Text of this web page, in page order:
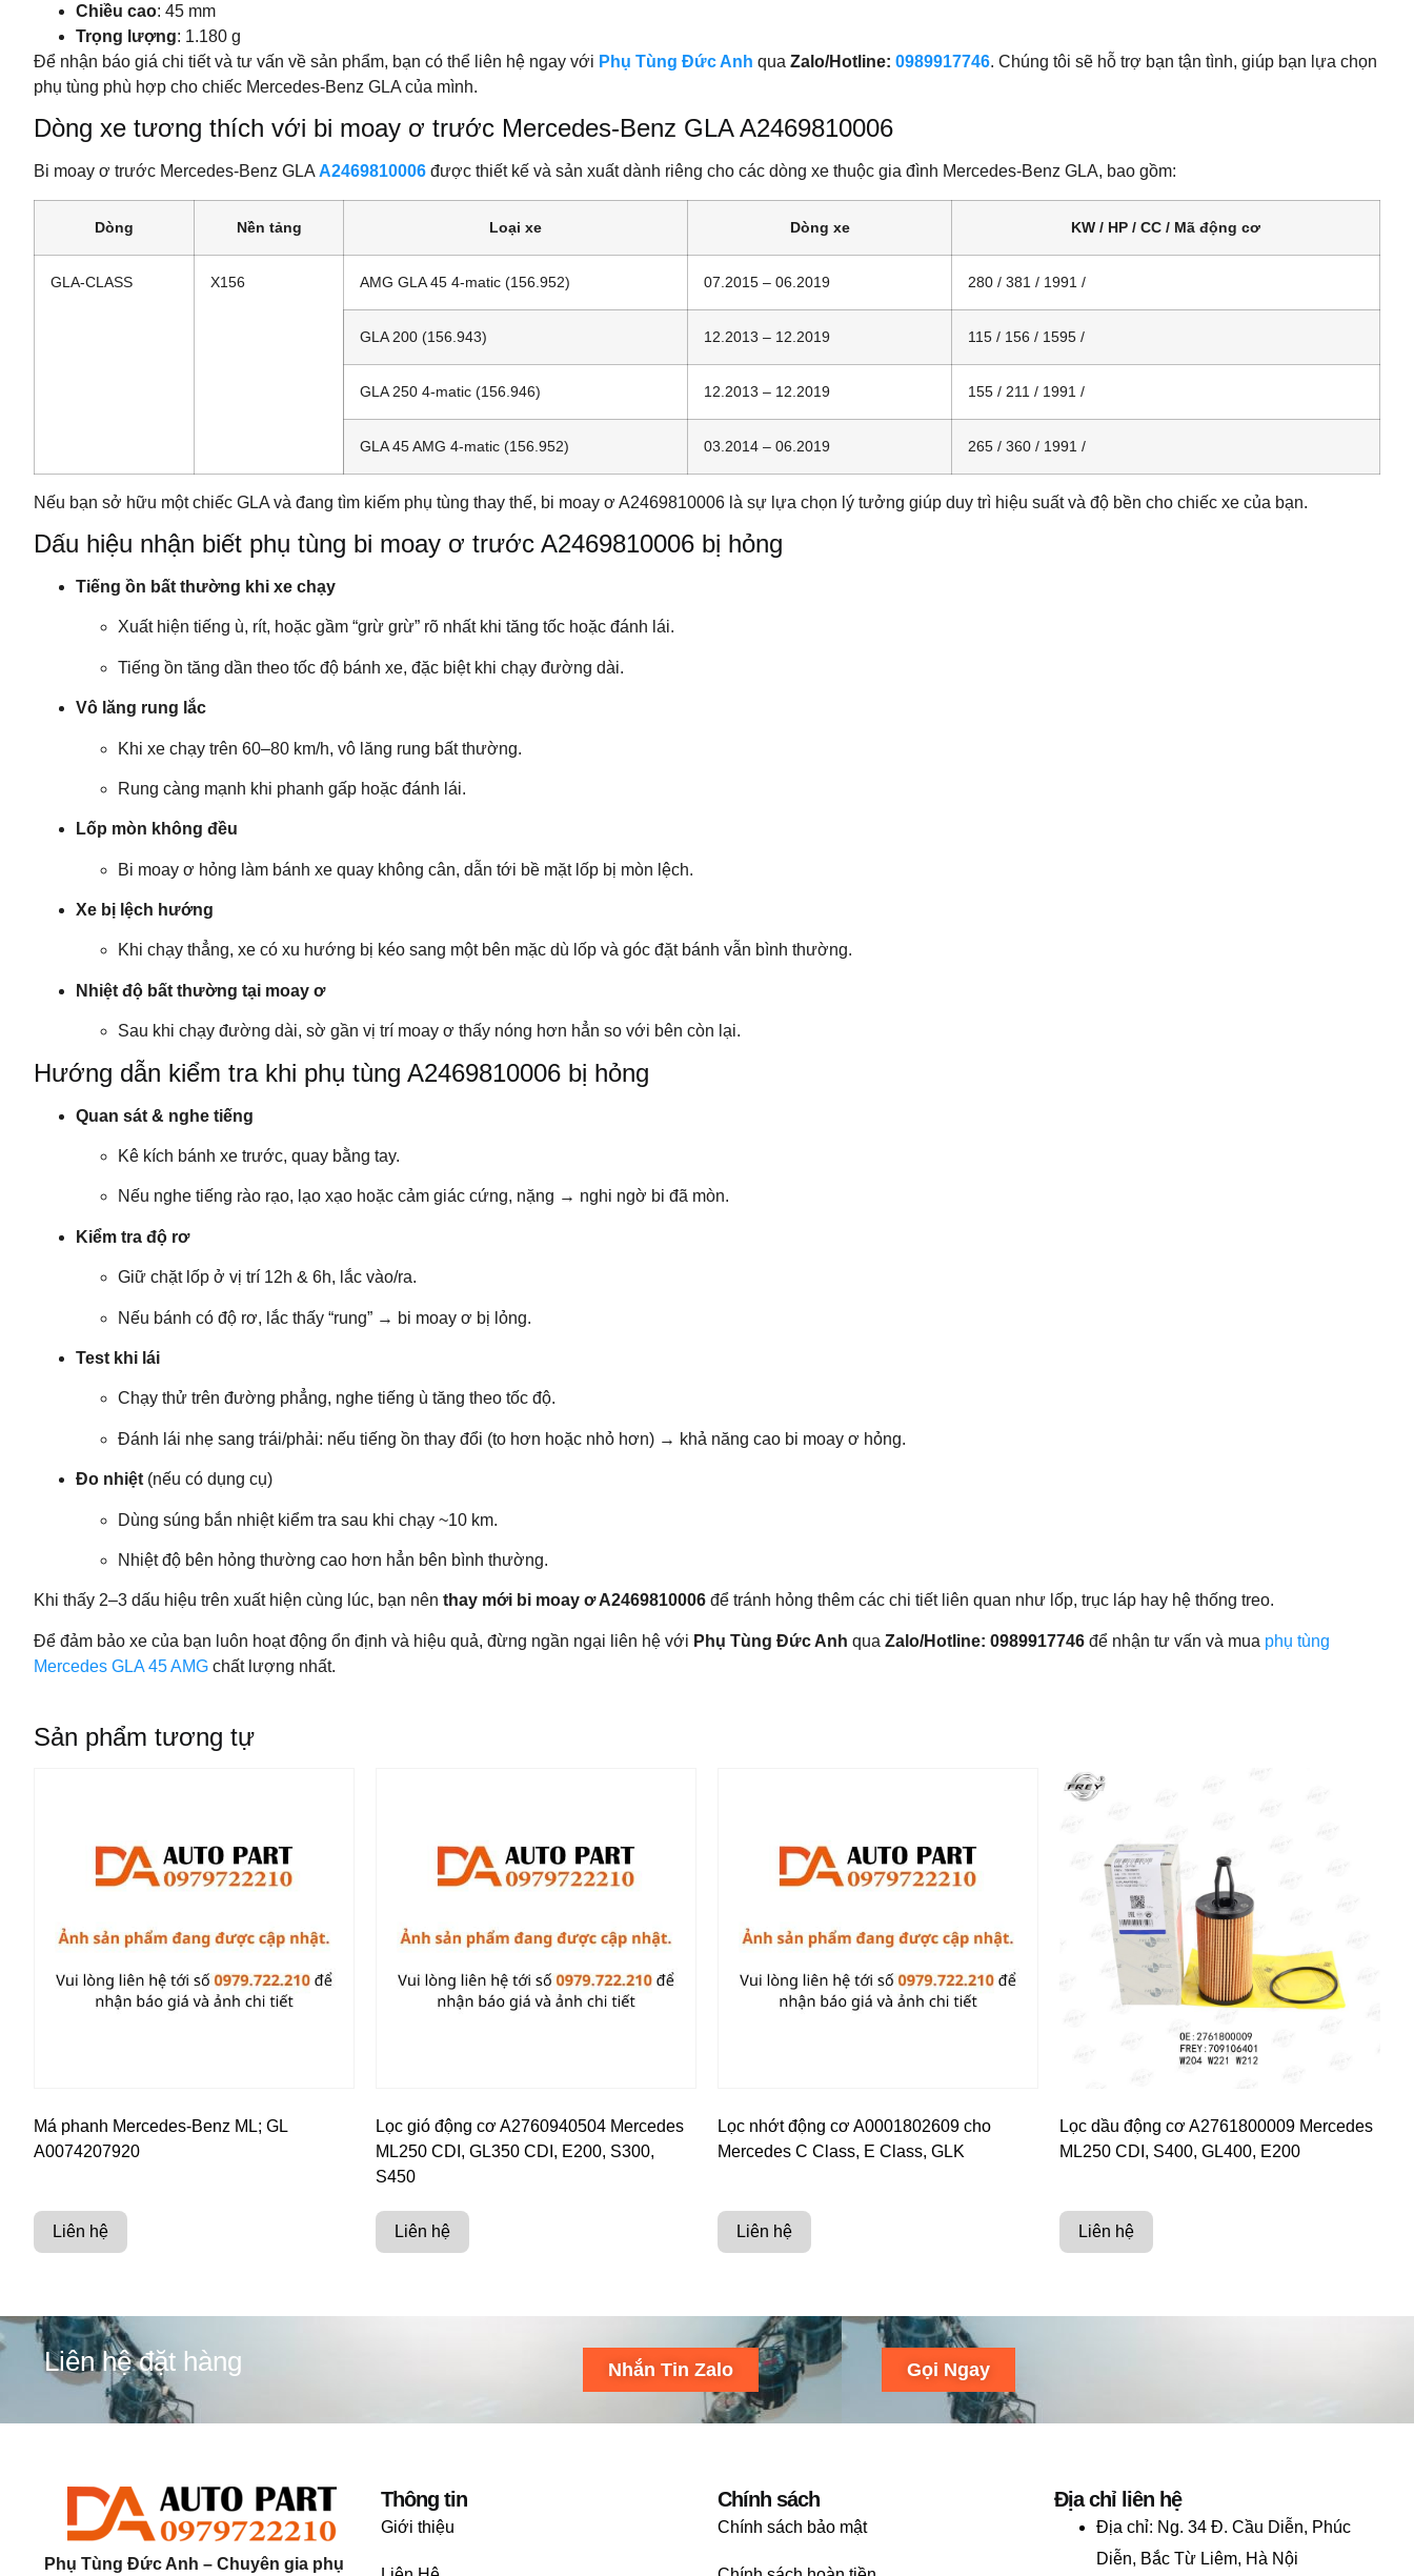
Chiều cao: 45 mm
Trọng lượng: 1.180 g
Để nhận báo giá chi tiết và tư vấn về sản phẩm, bạn có thể liên hệ ngay với Phụ Tùng Đức Anh qua Zalo/Hotline: 0989917746. Chúng tôi sẽ hỗ trợ bạn tận tình, giúp bạn lựa chọn
phụ tùng phù hợp cho chiếc Mercedes-Benz GLA của mình.
Dòng xe tương thích với bi moay ơ trước Mercedes-Benz GLA A2469810006
Bi moay ơ trước Mercedes-Benz GLA A2469810006 được thiết kế và sản xuất dành riêng cho các dòng xe thuộc gia đình Mercedes-Benz GLA, bao gồm:
Dòng Nền tảng Loại xe Dòng xe KW / HP / CC / Mã động cơ
GLA-CLASS X156 AMG GLA 45 4-matic (156.952) 07.2015 – 06.2019 280 / 381 / 1991 /
GLA 200 (156.943) 12.2013 – 12.2019 115 / 156 / 1595 /
GLA 250 4-matic (156.946) 12.2013 – 12.2019 155 / 211 / 1991 /
GLA 45 AMG 4-matic (156.952) 03.2014 – 06.2019 265 / 360 / 1991 /
Nếu bạn sở hữu một chiếc GLA và đang tìm kiếm phụ tùng thay thế, bi moay ơ A2469810006 là sự lựa chọn lý tưởng giúp duy trì hiệu suất và độ bền cho chiếc xe của bạn.
Dấu hiệu nhận biết phụ tùng bi moay ơ trước A2469810006 bị hỏng
Tiếng ồn bất thường khi xe chạy
Xuất hiện tiếng ù, rít, hoặc gầm “grừ grừ” rõ nhất khi tăng tốc hoặc đánh lái.
Tiếng ồn tăng dần theo tốc độ bánh xe, đặc biệt khi chạy đường dài.
Vô lăng rung lắc
Khi xe chạy trên 60–80 km/h, vô lăng rung bất thường.
Rung càng mạnh khi phanh gấp hoặc đánh lái.
Lốp mòn không đều
Bi moay ơ hỏng làm bánh xe quay không cân, dẫn tới bề mặt lốp bị mòn lệch.
Xe bị lệch hướng
Khi chạy thẳng, xe có xu hướng bị kéo sang một bên mặc dù lốp và góc đặt bánh vẫn bình thường.
Nhiệt độ bất thường tại moay ơ
Sau khi chạy đường dài, sờ gần vị trí moay ơ thấy nóng hơn hẳn so với bên còn lại.
Hướng dẫn kiểm tra khi phụ tùng A2469810006 bị hỏng
Quan sát & nghe tiếng
Kê kích bánh xe trước, quay bằng tay.
Nếu nghe tiếng rào rạo, lạo xạo hoặc cảm giác cứng, nặng → nghi ngờ bi đã mòn.
Kiểm tra độ rơ
Giữ chặt lốp ở vị trí 12h & 6h, lắc vào/ra.
Nếu bánh có độ rơ, lắc thấy “rung” → bi moay ơ bị lỏng.
Test khi lái
Chạy thử trên đường phẳng, nghe tiếng ù tăng theo tốc độ.
Đánh lái nhẹ sang trái/phải: nếu tiếng ồn thay đổi (to hơn hoặc nhỏ hơn) → khả năng cao bi moay ơ hỏng.
Đo nhiệt (nếu có dụng cụ)
Dùng súng bắn nhiệt kiểm tra sau khi chạy ~10 km.
Nhiệt độ bên hỏng thường cao hơn hẳn bên bình thường.
Khi thấy 2–3 dấu hiệu trên xuất hiện cùng lúc, bạn nên thay mới bi moay ơ A2469810006 để tránh hỏng thêm các chi tiết liên quan như lốp, trục láp hay hệ thống treo.
Để đảm bảo xe của bạn luôn hoạt động ổn định và hiệu quả, đừng ngần ngại liên hệ với Phụ Tùng Đức Anh qua Zalo/Hotline: 0989917746 để nhận tư vấn và mua phụ tùng
Mercedes GLA 45 AMG chất lượng nhất.
Sản phẩm tương tự
Má phanh Mercedes-Benz ML; GL
A0074207920
Liên hệ
Lọc gió động cơ A2760940504 Mercedes
ML250 CDI, GL350 CDI, E200, S300,
S450
Liên hệ
Lọc nhớt động cơ A0001802609 cho
Mercedes C Class, E Class, GLK
Liên hệ
Lọc dầu động cơ A2761800009 Mercedes
ML250 CDI, S400, GL400, E200
Liên hệ
Liên hệ đặt hàng Nhắn Tin Zalo Gọi Ngay
Phụ Tùng Đức Anh – Chuyên gia phụ
Thông tin
Giới thiệu
Chính sách
Chính sách bảo mật
Địa chỉ liên hệ
Địa chỉ: Ng. 34 Đ. Cầu Diễn, Phúc
Diễn, Bắc Từ Liêm, Hà Nội